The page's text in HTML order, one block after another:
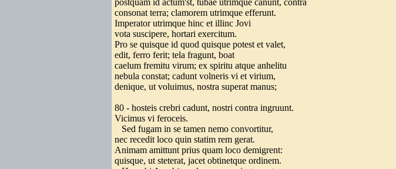
postquam id actum'st, tubae utrimque canunt, contra
consonat terra; clamorem utrimque efferunt.
Imperator utrimque hinc et illinc Jovi
vota suscipere, hortari exercitum.
Pro se quisque id quod quisque potest et valet,
edit, ferro ferit; tela fragunt, boat
caelum fremitu virum; ex spiritu atque anhelitu
nebula constat; cadunt volneris vi et virium,
denique, ut voluimus, nostra superat manus;
80 - hosteis crebri cadunt, nostri contra ingruunt.
Vicimus vi feroceis.
Sed fugam in se tamen nemo convortitur,
nec recedit loco quin statim rem gerat.
Animam amittunt prius quam loco demigrent:
quisque, ut steterat, jacet obtinetque ordinem.